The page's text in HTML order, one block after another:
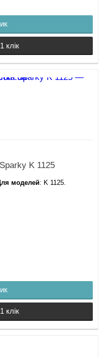
клік
K 1125
моделей: K 1125.
клік